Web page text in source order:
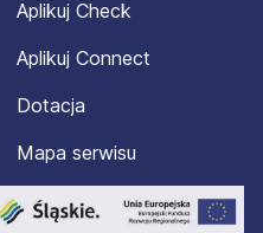
Aplikuj Check
Aplikuj Connect
Dotacja
Mapa serwisu